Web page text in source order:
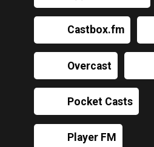
Castbox.fm
Overcast
Pocket Casts
Player FM